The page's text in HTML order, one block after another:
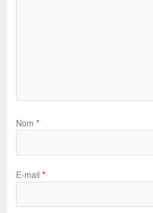
Nom *
E-mail *